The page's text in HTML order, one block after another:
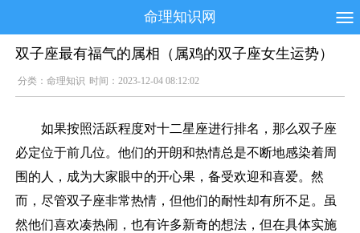
命理知识网
双子座最有福气的属相（属鸡的双子座女生运势）
分类： 命理知识 时间：2023-12-04 08:12:02
如果按照活跃程度对十二星座进行排名，那么双子座
必定位于前几位。他们的开朗和热情总是不断地感染着周
围的人，成为大家眼中的开心果，备受欢迎和喜爱。然
而，尽管双子座非常热情，但他们的耐性却有所不足。虽
然他们喜欢凑热闹，也有许多新奇的想法，但在具体实施